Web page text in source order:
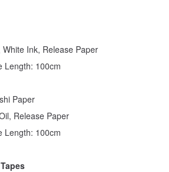
Ink, Release Paper
Length: 100cm
Paper
Release Paper
Length: 100cm